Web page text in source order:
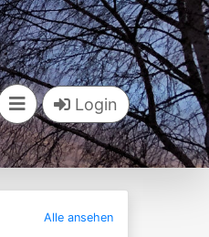
Login
Alle ansehen